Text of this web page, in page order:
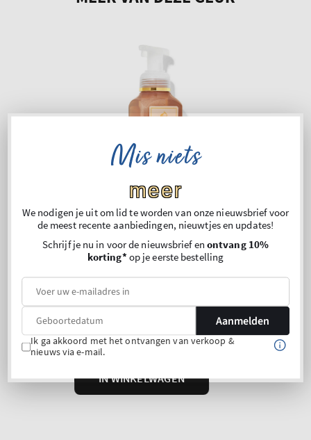
Mis niets
meer
We nodigen je uit om lid te worden van onze nieuwsbrief voor
de meest recente aanbiedingen, nieuwtjes en updates!
Schrijf je nu in voor de nieuwsbrief en ontvang 10%
korting*op je eerste bestelling
Aanmelden
Ik ga akkoord met het ontvangen van verkoop &
nieuws via e-mail.